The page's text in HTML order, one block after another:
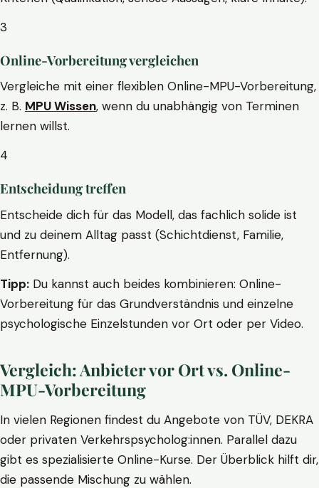
3
Online-Vorbereitung vergleichen
Vergleiche mit einer flexiblen Online-MPU-Vorbereitung,
z. B. MPU Wissen, wenn du unabhängig von Terminen
lernen willst.
4
Entscheidung treffen
Entscheide dich für das Modell, das fachlich solide ist
und zu deinem Alltag passt (Schichtdienst, Familie,
Entfernung).
Tipp: Du kannst auch beides kombinieren: Online-
Vorbereitung für das Grundverständnis und einzelne
psychologische Einzelstunden vor Ort oder per Video.
Vergleich: Anbieter vor Ort vs. Online-
MPU-Vorbereitung
In vielen Regionen findest du Angebote von TÜV, DEKRA
oder privaten Verkehrspsycholog:innen. Parallel dazu
gibt es spezialisierte Online-Kurse. Der Überblick hilft dir,
die passende Mischung zu wählen.